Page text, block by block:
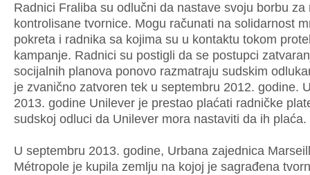
Radnici Fraliba su odlučni da nastave svoju borbu za
kontrolisane tvornice. Mogu računati na solidarnost
pokreta i radnika sa kojima su u kontaktu tokom
kampanje. Radnici su postigli da se postupci
socijalnih planova ponovo razmatraju sudskim
je zvanično zatvoren tek u septembru 2012. godine.
2013. godine Unilever je prestao plaćati radničke
sudskoj odluci da Unilever mora nastaviti da ih plaća.
U septembru 2013. godine, Urbana zajednica
Métropole je kupila zemlju na kojoj je sagrađena